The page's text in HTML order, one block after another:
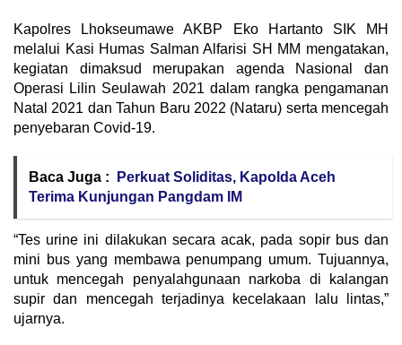
Kapolres Lhokseumawe AKBP Eko Hartanto SIK MH
melalui Kasi Humas Salman Alfarisi SH MM mengatakan,
kegiatan dimaksud merupakan agenda Nasional dan
Operasi Lilin Seulawah 2021 dalam rangka pengamanan
Natal 2021 dan Tahun Baru 2022 (Nataru) serta mencegah
penyebaran Covid-19.
Baca Juga :
Perkuat Soliditas, Kapolda Aceh
Terima Kunjungan Pangdam IM
“Tes urine ini dilakukan secara acak, pada sopir bus dan
mini bus yang membawa penumpang umum. Tujuannya,
untuk mencegah penyalahgunaan narkoba di kalangan
supir dan mencegah terjadinya kecelakaan lalu lintas,”
ujarnya.